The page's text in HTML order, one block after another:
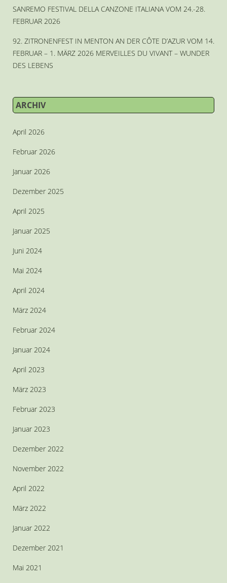
SANREMO FESTIVAL DELLA CANZONE ITALIANA VOM 24.-28.
FEBRUAR 2026
92. ZITRONENFEST IN MENTON AN DER CÔTE D’AZUR VOM 14.
FEBRUAR – 1. MÄRZ 2026 MERVEILLES DU VIVANT – WUNDER
DES LEBENS
ARCHIV
April 2026
Februar 2026
Januar 2026
Dezember 2025
April 2025
Januar 2025
Juni 2024
Mai 2024
April 2024
März 2024
Februar 2024
Januar 2024
April 2023
März 2023
Februar 2023
Januar 2023
Dezember 2022
November 2022
April 2022
März 2022
Januar 2022
Dezember 2021
Mai 2021